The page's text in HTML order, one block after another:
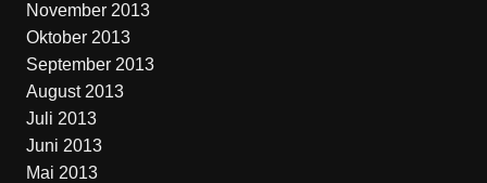
November 2013
Oktober 2013
September 2013
August 2013
Juli 2013
Juni 2013
Mai 2013